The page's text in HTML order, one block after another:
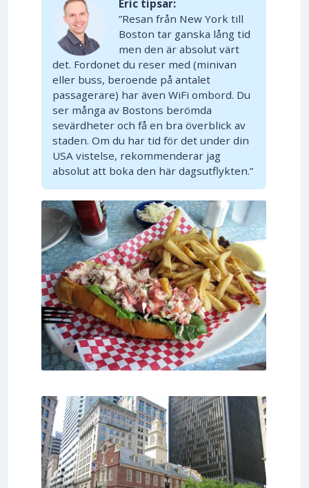
Eric tipsar:
”Resan från New York till
Boston tar ganska lång tid
men den är absolut värt
det. Fordonet du reser med (minivan
eller buss, beroende på antalet
passagerare) har även WiFi ombord. Du
ser många av Bostons berömda
sevärdheter och få en bra överblick av
staden. Om du har tid för det under din
USA vistelse, rekommenderar jag
absolut att boka den här dagsutflykten.”